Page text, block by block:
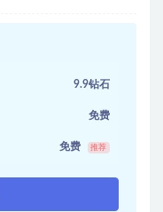
9.9钻石
免费
免费 推荐